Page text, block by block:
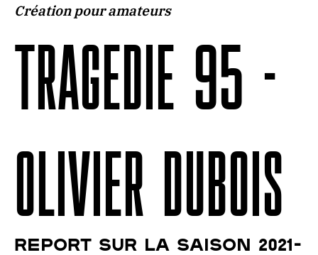
Création pour amateurs
TRAGEDIE 95 -
OLIVIER DUBOIS
REPORT SUR LA SAISON 2021-